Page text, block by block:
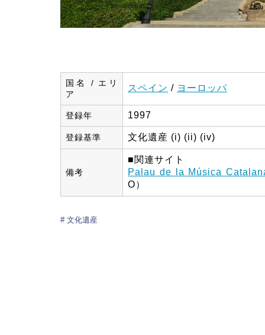
国名 / エリ
ア
スペイン / ヨーロッパ
登録年 1997
登録基準 文化遺産 (i) (ii) (iv)
備考
■関連サイト
Palau de la Música
O）
文化遺産